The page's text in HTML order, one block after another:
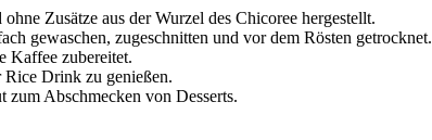
Zusätze aus der Wurzel des Chicoree hergestellt.
gewaschen, zugeschnitten und vor dem Rösten getrocknet.
Kaffee zubereitet.
Drink zu genießen.
zum Abschmecken von Desserts.